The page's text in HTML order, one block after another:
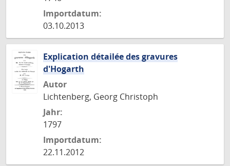
Importdatum:
03.10.2013
Explication détailée des gravures
d'Hogarth
Autor
Lichtenberg, Georg Christoph
Jahr:
1797
Importdatum:
22.11.2012